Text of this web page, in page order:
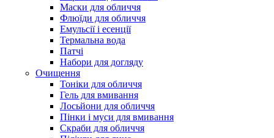
Маски для обличчя
Флюїди для обличчя
Емульсії і есенції
Термальна вода
Патчі
Набори для догляду
Очищення
Тоніки для обличчя
Гель для вмивання
Лосьйони для обличчя
Пінки і муси для вмивання
Скраби для обличчя